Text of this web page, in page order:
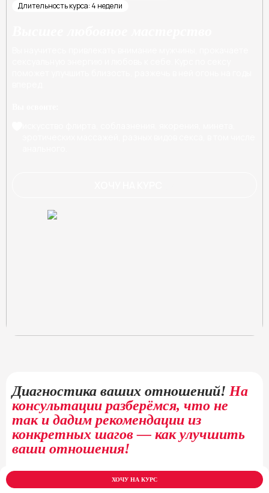
ХОЧУ НА КУРС
Длительность курса: 4 недели
Диагностика ваших отношений! На
консультации разберёмся, что не
так и дадим рекомендации из
конкретных шагов — как улучшить
ваши отношения!
Что даст эта консультация: